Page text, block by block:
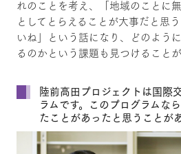
れのことを考え、「地域のことに
としてとらえることが大事だと思
いね」という話になり、どのよう
るのかという課題も見つけること
陸前高田プロジェクトは国
ラムです。このプログラムな
たことがあったと思うことが